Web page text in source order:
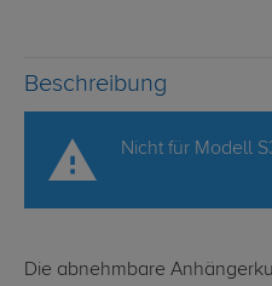
Beschreibung
Nicht für Modell
Die abnehmbare